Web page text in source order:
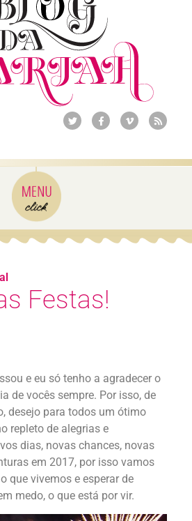
Festas!
e eu só tenho a agradecer o
de vocês sempre. Por isso, de
desejo para todos um ótimo
repleto de alegrias e
dias, novas chances, novas
em 2017, por isso vamos
que vivemos e esperar de
medo, o que está por vir.